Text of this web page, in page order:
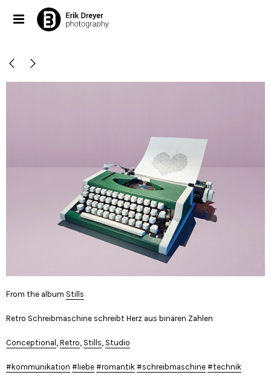
From the album Stills
Retro Schreibmaschine schreibt Herz aus binären Zahlen
Conceptional , Retro, Stills, Studio
kommunikation liebe romantik schreibmaschine technik